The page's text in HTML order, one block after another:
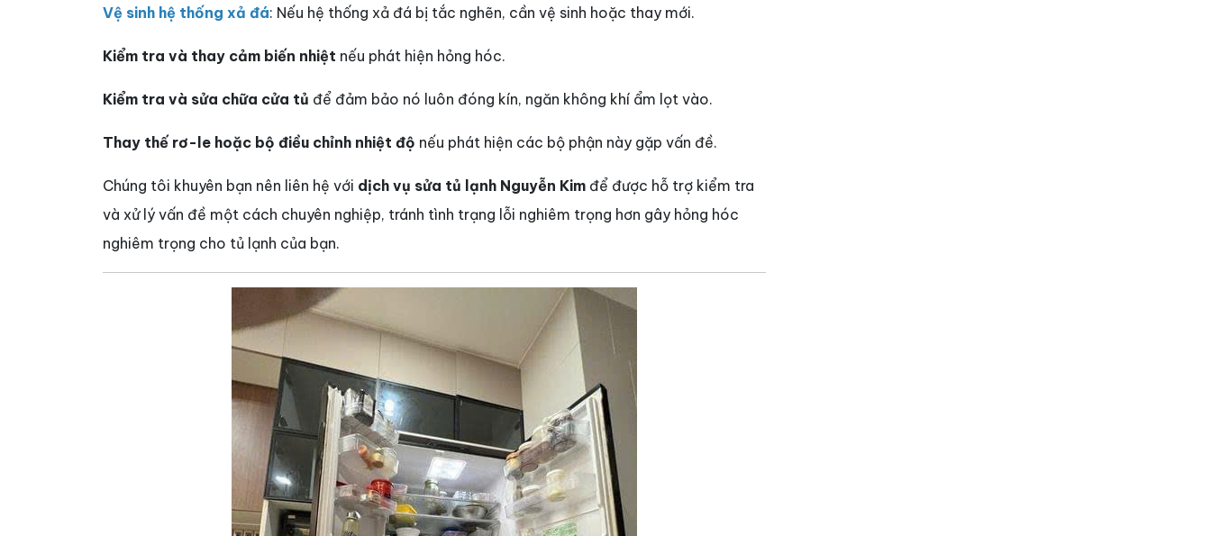
Vệ sinh hệ thống xả đá: Nếu hệ thống xả đá bị tắc nghẽn, cần vệ sinh hoặc thay mới.
Kiểm tra và thay cảm biến nhiệt nếu phát hiện hỏng hóc.
Kiểm tra và sửa chữa cửa tủ để đảm bảo nó luôn đóng kín, ngăn không khí ẩm lọt vào.
Thay thế rơ-le hoặc bộ điều chỉnh nhiệt độ nếu phát hiện các bộ phận này gặp vấn đề.
Chúng tôi khuyên bạn nên liên hệ với dịch vụ sửa tủ lạnh Nguyễn Kim để được hỗ trợ kiểm tra
và xử lý vấn đề một cách chuyên nghiệp, tránh tình trạng lỗi nghiêm trọng hơn gây hỏng hóc
nghiêm trọng cho tủ lạnh của bạn.